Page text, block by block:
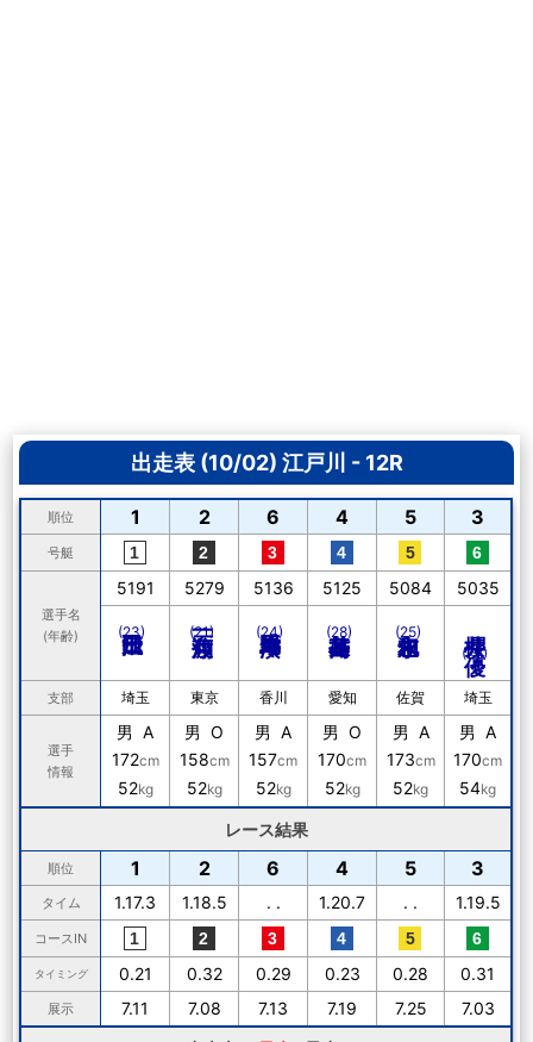
出走表 (10/02) 江戸川 - 12R
順位 1 2 6 4 5 3
号艇
選手名
(年齢)
5191 5279 5136 5125 5084 5035
(23) (21) (24) (28) (25)
(26)
支部 埼玉 東京 香川 愛知 佐賀 埼玉
選手
情報
男 A
172cm
52kg
男 O
158cm
52kg
男 A
157cm
52kg
男 O
170cm
52kg
男 A
173cm
52kg
男 A
170cm
54kg
レース結果
順位 1 2 6 4 5 3
タイム 1.17.3 1.18.5 . . 1.20.7 . . 1.19.5
コースIN
タイミング 0.21 0.32 0.29 0.23 0.28 0.31
展示 7.11 7.08 7.13 7.19 7.25
7.03